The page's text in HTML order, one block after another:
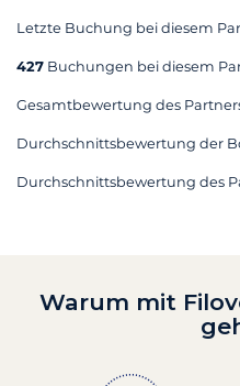
Letzte Buchung bei diesem
427 Buchungen bei diesem
Gesamtbewertung des
Durchschnittsbewertung der
Durchschnittsbewertung des
Warum mit